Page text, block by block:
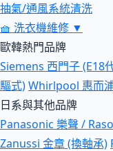
抽氣/通風系統清洗
🧺 洗衣機維修 ▼
歐韓熱門品牌
Siemens 西門子 (E18
驅式)Whirlpool 惠而
日系與其他品牌
Panasonic 樂聲 /
Zanussi 金章 (換軸承)